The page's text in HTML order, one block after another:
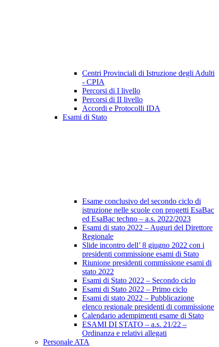
Centri Provinciali di Istruzione degli Adulti
- CPIA
Percorsi di I livello
Percorsi di II livello
Accordi e Protocolli IDA
Esami di Stato
Esame conclusivo del secondo ciclo di
istruzione nelle scuole con progetti EsaBac
ed EsaBac techno – a.s. 2022/2023
Esami di stato 2022 – Auguri del Direttore
Regionale
Slide incontro dell’ 8 giugno 2022 con i
presidenti commissione esami di Stato
Riunione presidenti commissione esami di
stato 2022
Esami di Stato 2022 – Secondo ciclo
Esami di Stato 2022 – Primo ciclo
Esami di stato 2022 – Pubblicazione
elenco regionale presidenti di commissione
Calendario adempimenti esame di Stato
ESAMI DI STATO – a.s. 21/22 –
Ordinanza e relativi allegati
Personale ATA